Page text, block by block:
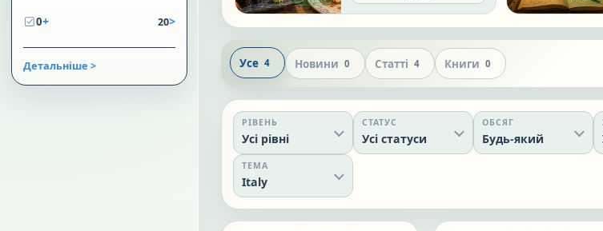
0+ 20>
Детальніше >
to explain where a dish
Усе 4 Новини 0 Статті 4 Книги 0
РІВЕНЬ
Усі рівні
СТАТУС
Усі статуси
ОБСЯГ
Будь-який
ТЕМА
Italy